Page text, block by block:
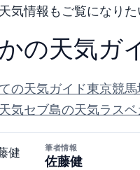
気情報もご覧になりた
の天気ガ
の天気ガイド東京競
気セブ島の天気ラス
筆者情報
佐藤健